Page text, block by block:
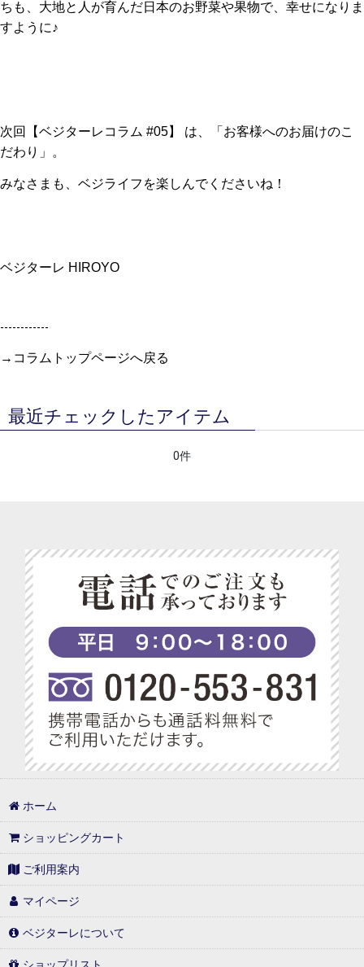
ちも、大地と人が育んだ日本のお野菜や果物で、幸せになりま
すように♪
次回【ベジターレコラム #05】 は、「お客様へのお届けのこ
だわり」。
みなさまも、ベジライフを楽しんでくださいね！
ベジターレ HIROYO
------------
→ コラムトップページへ戻る
最近チェックしたアイテム
0件
ホーム
ショッピングカート
ご利用案内
マイページ
ベジターレについて